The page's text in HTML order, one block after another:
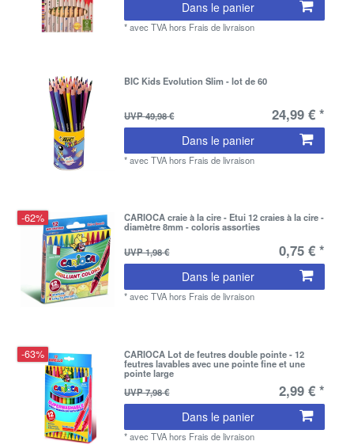
Dans le panier
*avec TVAhors Frais de livraison
BIC Kids Evolution Slim - lot de 60
UVP 49,98 € 24,99 € *
Dans le panier
*avec TVAhors Frais de livraison
-62% CARIOCA craie à la cire - Etui 12 craies à la cire -
diamètre 8mm - coloris assorties
UVP 1,98 €
0,75 € *
Dans le panier
*avec TVAhors Frais de livraison
-63% CARIOCA Lot de feutres double pointe - 12
feutres lavables avec une pointe fine et une
pointe large
UVP 7,98 €
2,99 € *
Dans le panier
*avec TVAhors Frais de livraison